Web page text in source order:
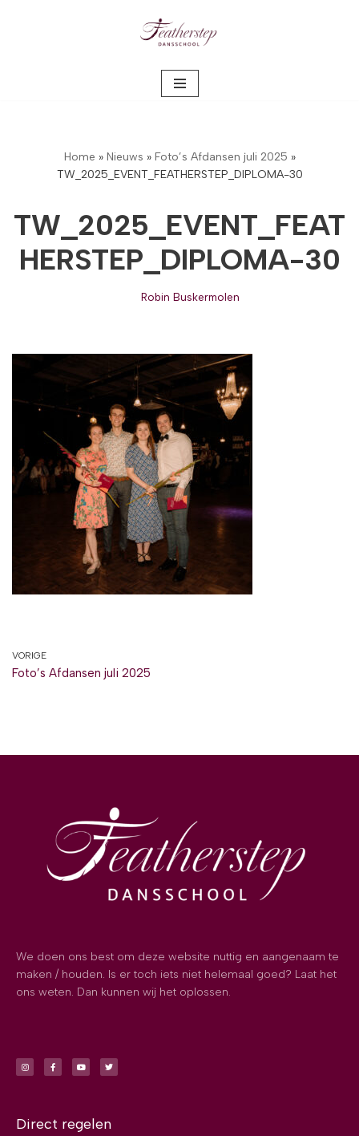
Home » Nieuws » Foto’s Afdansen juli 2025 »
TW_2025_EVENT_FEATHERSTEP_DIPLOMA-30
TW_2025_EVENT_FEAT
HERSTEP_DIPLOMA-30
Robin Buskermolen
VORIGE
Foto’s Afdansen juli 2025
We doen ons best om deze website nuttig en aangenaam te
maken / houden. Is er toch iets niet helemaal goed? Laat het
ons weten. Dan kunnen wij het oplossen.
Direct regelen